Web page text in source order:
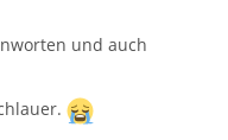
und auch